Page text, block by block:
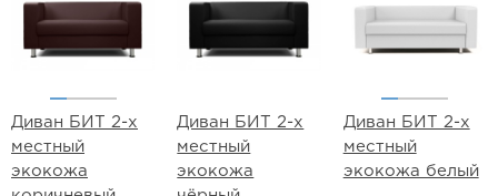
Диван БИТ 2-х
местный
экокожа
Диван БИТ 2-х
местный
экокожа
Диван БИТ 2-х
местный
экокожа белый